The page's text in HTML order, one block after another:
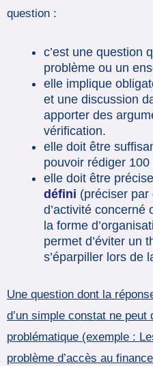
question :
c’est une question
problème ou un
elle implique
et une discussion
apporter des
vérification.
elle doit être
pouvoir rédiger
elle doit être
défini (préciser
d’activité concerné
la forme
permet d’éviter un
s’éparpiller lors de
Une question dont la
d’un simple constat ne peut
problématique (exemple :
problème d’accès au